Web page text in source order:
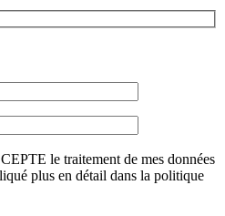
le traitement de mes données
plus en détail dans la politique